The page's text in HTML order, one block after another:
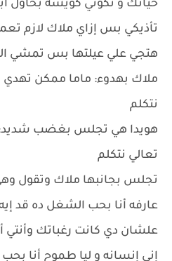
حياتك و تكوني كويسه بحاول
تأذيكي بس إزاي ملاك لازم
هتجي علي عيلتها بس تمشي
ملاك بهدوء: ماما ممكن
نتكلم
هويدا هي تجلس بغضب شديد:
تعالي نتكلم
تجلس بجانبها ملاك وتقول
عارفه أنا بحب الشغل ده قد
علشان دي كانت رغباتك وأنتي
إني إنسانه و ليا طموح أنا